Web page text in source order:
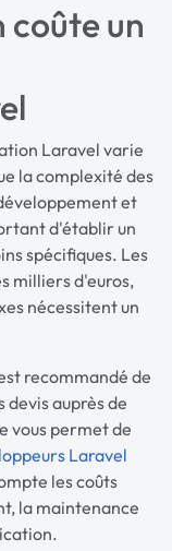
coûte un
Laravel varie
la complexité des
et
d'établir un
spécifiques. Les
milliers d'euros,
nécessitent un
recommandé de
auprès de
vous permet de
Laravel
les coûts
la maintenance